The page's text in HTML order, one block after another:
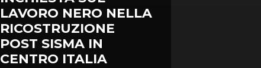
LAVORO NERO NELLA
RICOSTRUZIONE
POST SISMA IN
CENTRO ITALIA